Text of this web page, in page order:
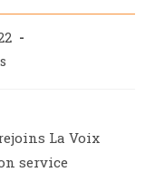
La Voix
service